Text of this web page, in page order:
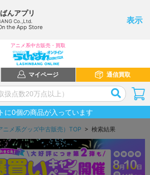
んアプリ
Co.,Ltd.
the App Store
表示
アニメ系中古販売・買取
マイページ 通信買取
に0個の商品が入っています
ニメ系グッズ中古販売）TOP > 検索結果